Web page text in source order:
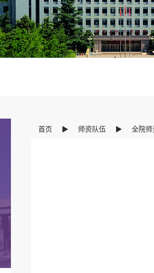
首页 ▶ 师资队伍 ▶ 全院师